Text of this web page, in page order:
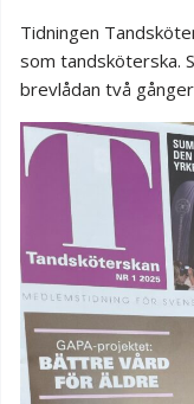
Tidningen
som tandsköterska.
brevlådan två